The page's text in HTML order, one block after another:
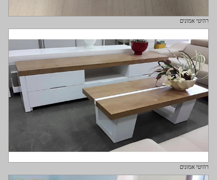
רהיטי אמונים
רהיטי אמונים